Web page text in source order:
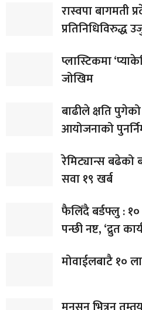
रास्वपा बागमती
प्रतिनिधिविरुद्ध
प्लास्टिकमा
जोखिम
बाढीले क्षति
आयोजनाको
रेमिट्यान्स बढेको
सवा १९ खर्ब
फैलिँदै बर्डफ्लु :
पन्छी नष्ट, ‘द्रुत
मोवाईलबाटै १०